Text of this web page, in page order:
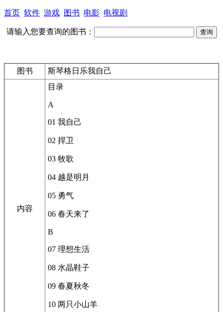
首页 软件 游戏 图书 电影 电视剧
请输入您要查询的图书：
图书 斯琴格日乐我自己
内容
目录
A
01 我自己
02 捍卫
03 牧歌
04 越是明月
05 勇气
06 春天来了
B
07 理想生活
08 水晶鞋子
09 春夏秋冬
10 两只小山羊